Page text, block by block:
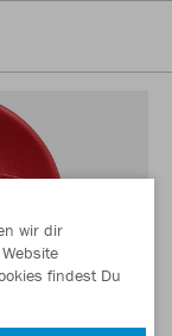
wir dir
findest Du